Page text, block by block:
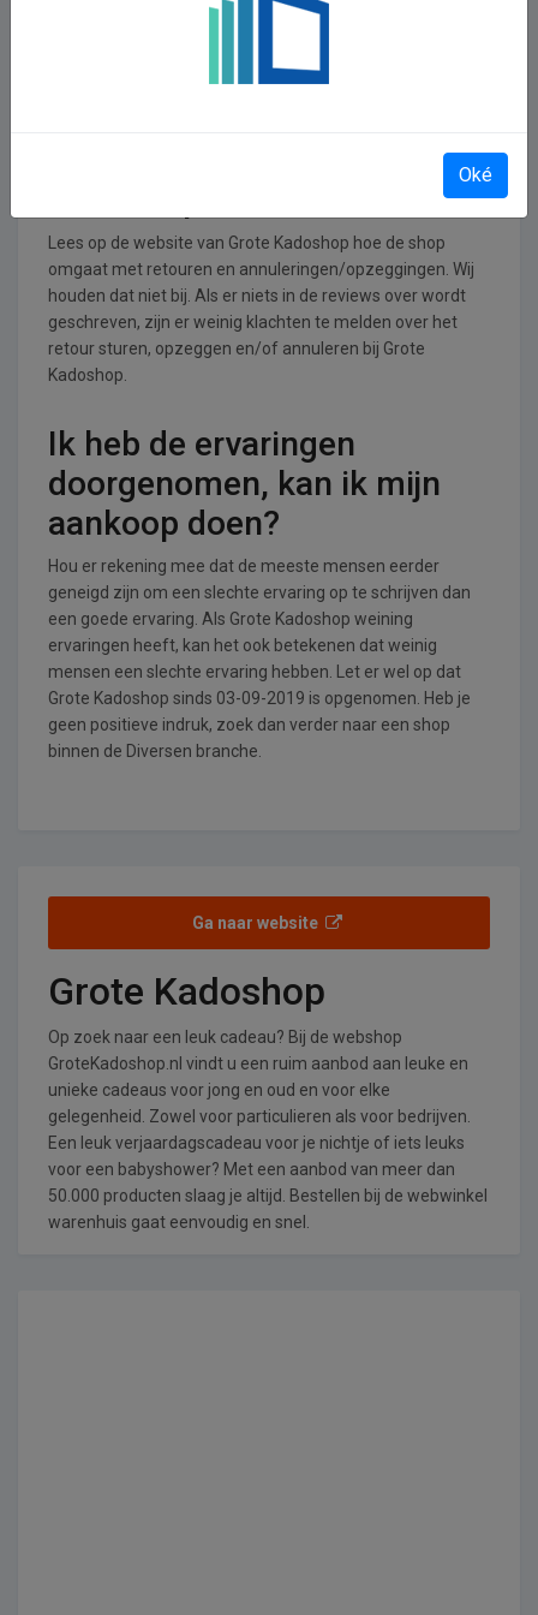
Kadoshop operationeel
Lees op de website van Grote Kadoshop hoe de shop
omgaat met retouren en annuleringen/opzeggingen. Wij
houden dat niet bij. Als er niets in de reviews over wordt
geschreven, zijn er weinig klachten te melden over het
retour sturen, opzeggen en/of annuleren bij Grote
Kadoshop.
Ik heb de ervaringen
doorgenomen, kan ik mijn
aankoop doen?
Hou er rekening mee dat de meeste mensen eerder
geneigd zijn om een slechte ervaring op te schrijven dan
een goede ervaring. Als Grote Kadoshop weining
ervaringen heeft, kan het ook betekenen dat weinig
mensen een slechte ervaring hebben. Let er wel op dat
Grote Kadoshop sinds 03-09-2019 is opgenomen. Heb je
geen positieve indruk, zoek dan verder naar een shop
binnen de Diversen branche.
Ga naar website
Grote Kadoshop
Op zoek naar een leuk cadeau? Bij de webshop
GroteKadoshop.nl vindt u een ruim aanbod aan leuke en
unieke cadeaus voor jong en oud en voor elke
gelegenheid. Zowel voor particulieren als voor bedrijven.
Een leuk verjaardagscadeau voor je nichtje of iets leuks
voor een babyshower? Met een aanbod van meer dan
50.000 producten slaag je altijd. Bestellen bij de webwinkel
warenhuis gaat eenvoudig en snel.
Oké